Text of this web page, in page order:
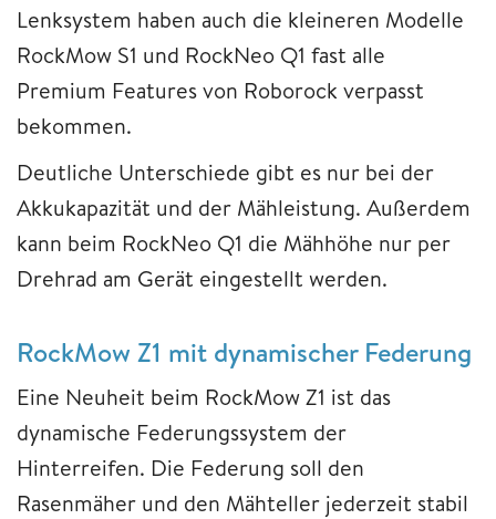
Lenksystem haben auch die kleineren Modelle
RockMow S1 und RockNeo Q1 fast alle
Premium Features von Roborock verpasst
bekommen.
Deutliche Unterschiede gibt es nur bei der
Akkukapazität und der Mähleistung. Außerdem
kann beim RockNeo Q1 die Mähhöhe nur per
Drehrad am Gerät eingestellt werden.
RockMow Z1 mit dynamischer Federung
Eine Neuheit beim RockMow Z1 ist das
dynamische Federungssystem der
Hinterreifen. Die Federung soll den
Rasenmäher und den Mähteller jederzeit stabil